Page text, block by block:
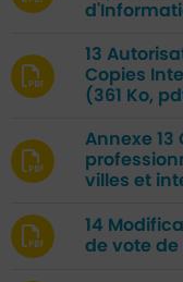
13
Copies
(361 Ko,
Annexe
villes et
14
de vote